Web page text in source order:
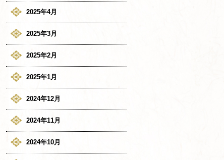
2025年4月
2025年3月
2025年2月
2025年1月
2024年12月
2024年11月
2024年10月